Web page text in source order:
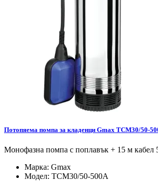
Потопяема помпа за кладенци Gmax TCM30/50-
Монофазна помпа с поплавък + 15 м кабел
Марка: Gmax
Модел: TCM30/50-500A